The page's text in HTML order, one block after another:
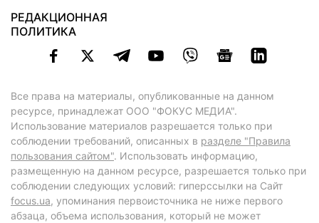
РЕДАКЦИОННАЯ
ПОЛИТИКА
Все права на материалы, опубликованные на данном
ресурсе, принадлежат ООО "ФОКУС МЕДИА".
Использование материалов разрешается только при
соблюдении требований, описанных в разделе "Правила
пользования сайтом". Использовать информацию,
размещенную на данном ресурсе, разрешается только при
соблюдении следующих условий: гиперссылки на Сайт
focus.ua, упоминания первоисточника не ниже первого
абзаца, объема использования, который не может